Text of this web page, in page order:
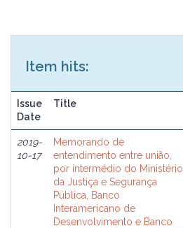
Item hits:
Issue
Date
Title
2019-
10-17
Memorando de
entendimento entre união,
por intermédio do Ministério
da Justiça e Segurança
Pública, Banco
Interamericano de
Desenvolvimento e Banco